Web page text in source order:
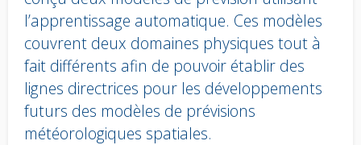
l’apprentissage automatique. Ces modèles
couvrent deux domaines physiques tout à
fait différents afin de pouvoir établir des
lignes directrices pour les développements
futurs des modèles de prévisions
météorologiques spatiales.